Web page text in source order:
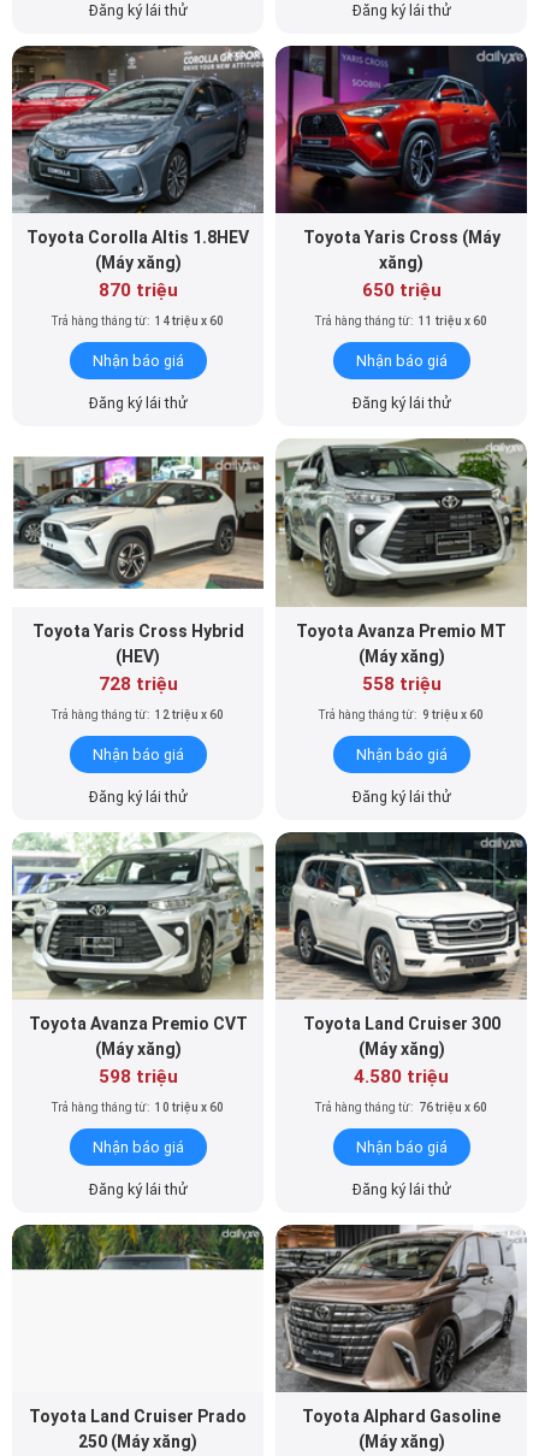
Đăng ký lái thử Đăng ký lái thử
Toyota Corolla Altis 1.8HEV
(Máy xăng)
870 triệu
Trả hàng tháng từ: 14 triệu x 60
Nhận báo giá
Đăng ký lái thử
Toyota Yaris Cross (Máy
xăng)
650 triệu
Trả hàng tháng từ: 11 triệu x 60
Nhận báo giá
Đăng ký lái thử
Toyota Yaris Cross Hybrid
(HEV)
728 triệu
Trả hàng tháng từ: 12 triệu x 60
Nhận báo giá
Đăng ký lái thử
Toyota Avanza Premio MT
(Máy xăng)
558 triệu
Trả hàng tháng từ: 9 triệu x 60
Nhận báo giá
Đăng ký lái thử
Toyota Avanza Premio CVT
(Máy xăng)
598 triệu
Trả hàng tháng từ: 10 triệu x 60
Nhận báo giá
Đăng ký lái thử
Toyota Land Cruiser 300
(Máy xăng)
4.580 triệu
Trả hàng tháng từ: 76 triệu x 60
Nhận báo giá
Đăng ký lái thử
Toyota Land Cruiser Prado
250 (Máy xăng)
Toyota Alphard Gasoline
(Máy xăng)